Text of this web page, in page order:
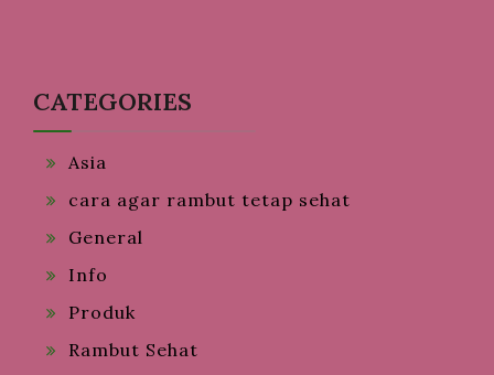
CATEGORIES
Asia
cara agar rambut tetap sehat
General
Info
Produk
Rambut Sehat